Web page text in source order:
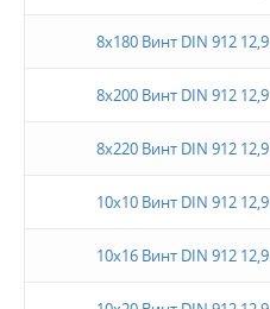
8х180 Винт DIN 912 12,9
8х200 Винт DIN 912 12,9
8х220 Винт DIN 912 12,9
10х10 Винт DIN 912 12,9
10х16 Винт DIN 912 12,9